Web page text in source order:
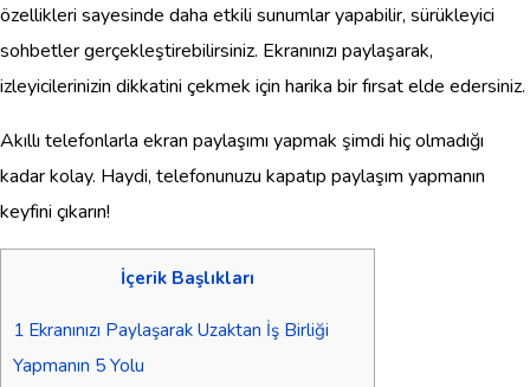
özellikleri sayesinde daha etkili sunumlar yapabilir, sürükleyici
sohbetler gerçekleştirebilirsiniz. Ekranınızı paylaşarak,
izleyicilerinizin dikkatini çekmek için harika bir fırsat elde edersiniz.
Akıllı telefonlarla ekran paylaşımı yapmak şimdi hiç olmadığı
kadar kolay. Haydi, telefonunuzu kapatıp paylaşım yapmanın
keyfini çıkarın!
İçerik Başlıkları
1 Ekranınızı Paylaşarak Uzaktan İş Birliği
Yapmanın 5 Yolu